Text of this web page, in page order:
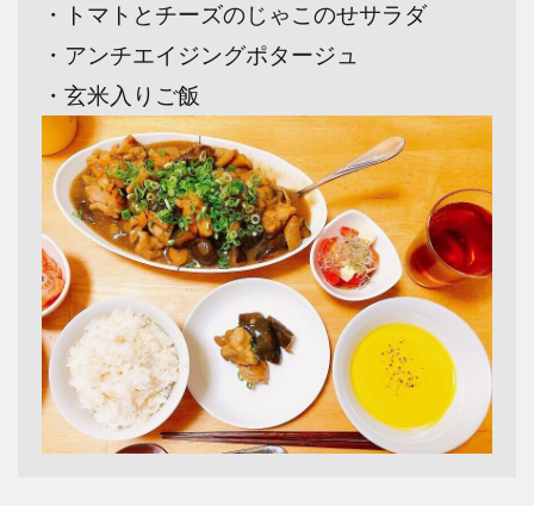
・トマトとチーズのじゃこのせサラダ
・アンチエイジングポタージュ
・玄米入りご飯